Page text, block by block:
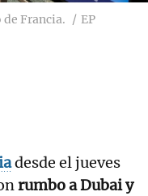
Francia. EP
desde el jueves
rumbo a Dubai y